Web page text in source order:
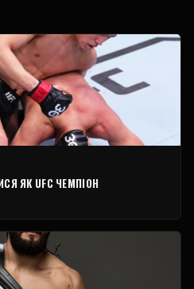
ЯК UFC ЧЕМПІОН